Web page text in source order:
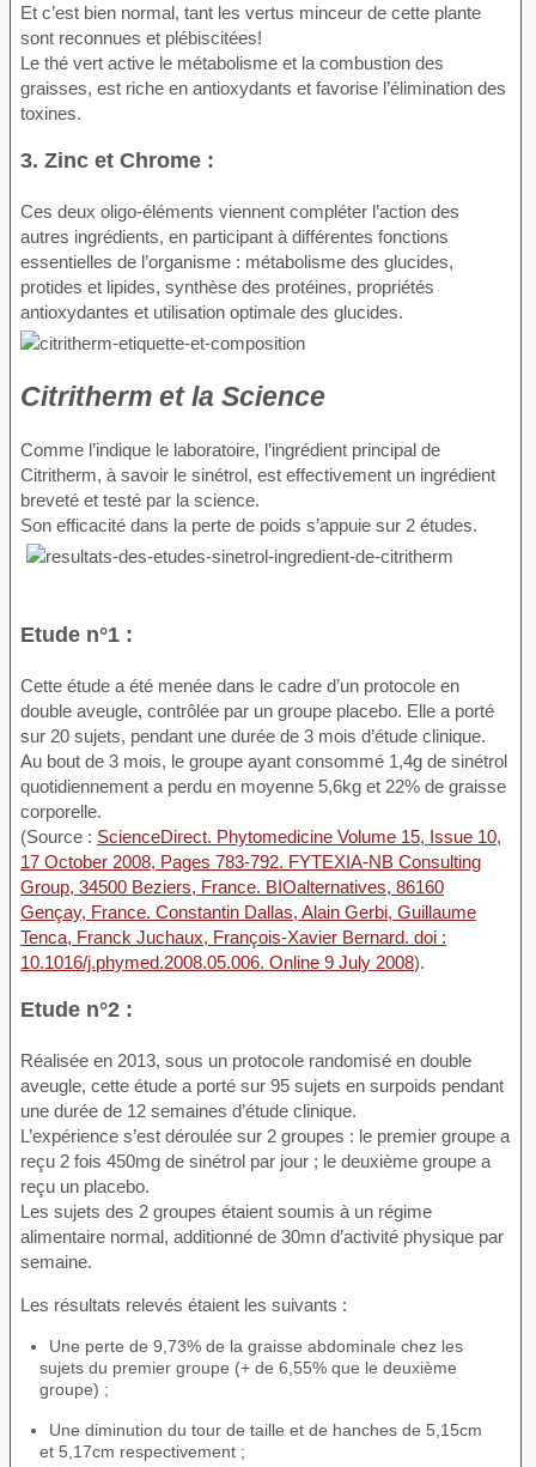
Et c’est bien normal, tant les vertus minceur de cette plante
sont reconnues et plébiscitées!
Le thé vert active le métabolisme et la combustion des
graisses, est riche en antioxydants et favorise l’élimination des
toxines.
3. Zinc et Chrome :
Ces deux oligo-éléments viennent compléter l’action des
autres ingrédients, en participant à différentes fonctions
essentielles de l’organisme : métabolisme des glucides,
protides et lipides, synthèse des protéines, propriétés
antioxydantes et utilisation optimale des glucides.
Citritherm et la Science
Comme l’indique le laboratoire, l’ingrédient principal de
Citritherm, à savoir le sinétrol, est effectivement un ingrédient
breveté et testé par la science.
Son efficacité dans la perte de poids s’appuie sur 2 études.
Etude n°1 :
Cette étude a été menée dans le cadre d’un protocole en
double aveugle, contrôlée par un groupe placebo. Elle a porté
sur 20 sujets, pendant une durée de 3 mois d’étude clinique.
Au bout de 3 mois, le groupe ayant consommé 1,4g de sinétrol
quotidiennement a perdu en moyenne 5,6kg et 22% de graisse
corporelle.
(Source : ScienceDirect. Phytomedicine Volume 15, Issue 10,
17 October 2008, Pages 783-792. FYTEXIA-NB Consulting
Group, 34500 Beziers, France. BIOalternatives, 86160
Gençay, France. Constantin Dallas, Alain Gerbi, Guillaume
Tenca, Franck Juchaux, François-Xavier Bernard. doi :
10.1016/j.phymed.2008.05.006. Online 9 July 2008).
Etude n°2 :
Réalisée en 2013, sous un protocole randomisé en double
aveugle, cette étude a porté sur 95 sujets en surpoids pendant
une durée de 12 semaines d’étude clinique.
L’expérience s’est déroulée sur 2 groupes : le premier groupe a
reçu 2 fois 450mg de sinétrol par jour ; le deuxième groupe a
reçu un placebo.
Les sujets des 2 groupes étaient soumis à un régime
alimentaire normal, additionné de 30mn d’activité physique par
semaine.
Les résultats relevés étaient les suivants :
Une perte de 9,73% de la graisse abdominale chez les
sujets du premier groupe (+ de 6,55% que le deuxième
groupe) ;
Une diminution du tour de taille et de hanches de 5,15cm
et 5,17cm respectivement ;